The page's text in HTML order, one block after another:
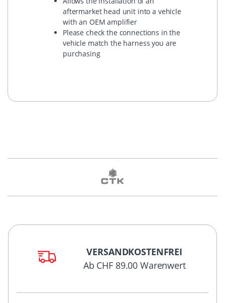
aftermarket head unit into a vehicle
with an OEM amplifier
Please check the connections in the
vehicle match the harness you are
purchasing
VERSANDKOSTENFREI
Ab CHF 89.00 Warenwert